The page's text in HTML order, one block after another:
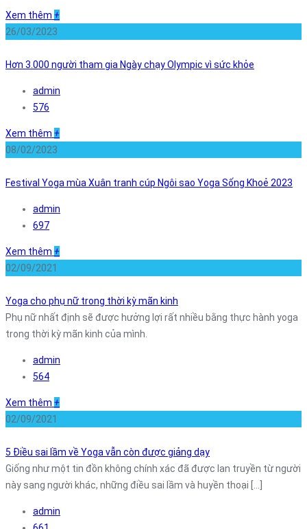
Xem thêm +
26/03/2023
Hơn 3.000 người tham gia Ngày chạy Olympic vì sức khỏe
admin
576
Xem thêm +
08/02/2023
Festival Yoga mùa Xuân tranh cúp Ngôi sao Yoga Sống Khoẻ 2023
admin
697
Xem thêm +
02/09/2021
Yoga cho phụ nữ trong thời kỳ mãn kinh
Phụ nữ nhất định sẽ được hưởng lợi rất nhiều bằng thực hành yoga
trong thời kỳ mãn kinh của mình.
admin
564
Xem thêm +
02/09/2021
5 Điều sai lầm về Yoga vẫn còn được giảng dạy
Giống như một tin đồn không chính xác đã được lan truyền từ người
này sang người khác, những điều sai lầm và huyền thoại [...]
admin